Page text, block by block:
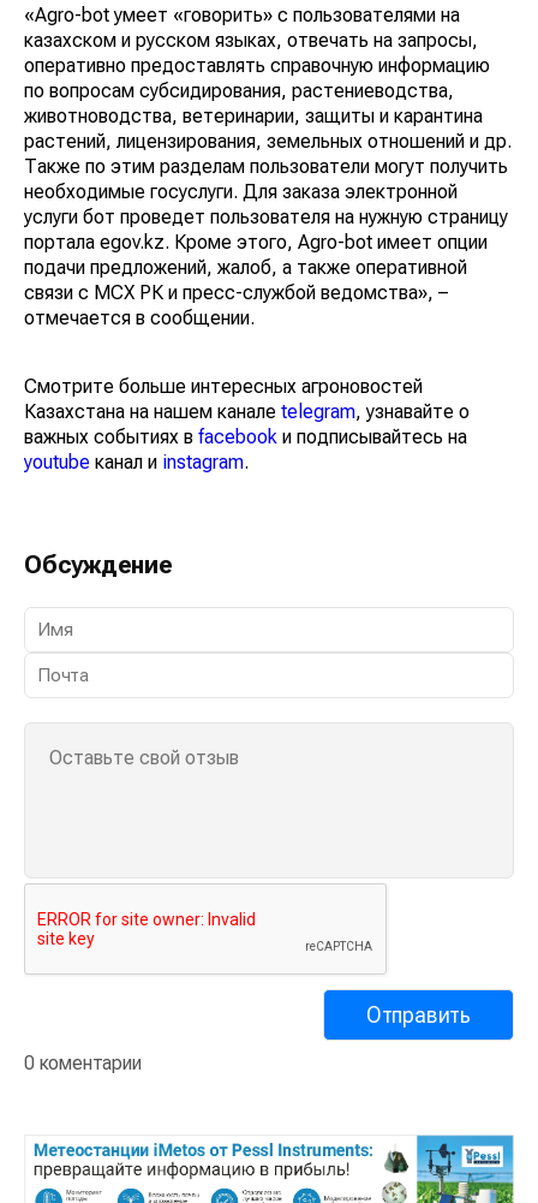
«Agro-bot умеет «говорить» с пользователями на
казахском и русском языках, отвечать на запросы,
оперативно предоставлять справочную информацию
по вопросам субсидирования, растениеводства,
животноводства, ветеринарии, защиты и карантина
растений, лицензирования, земельных отношений и др.
Также по этим разделам пользователи могут получить
необходимые госуслуги. Для заказа электронной
услуги бот проведет пользователя на нужную страницу
портала egov.kz. Кроме этого, Agro-bot имеет опции
подачи предложений, жалоб, а также оперативной
связи с МСХ РК и пресс-службой ведомства», –
отмечается в сообщении.
Смотрите больше интересных агроновостей
Казахстана на нашем канале telegram, узнавайте о
важных событиях в facebook и подписывайтесь на
youtube канал и instagram.
Обсуждение
0 коментарии